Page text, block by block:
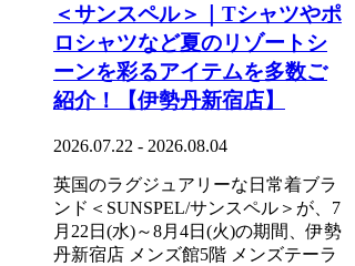
＜サンスペル＞｜Tシャツやポ
ロシャツなど夏のリゾートシ
ーンを彩るアイテムを多数ご
紹介！【伊勢丹新宿店】
2026.07.22 - 2026.08.04
英国のラグジュアリーな日常着ブラ
ンド＜SUNSPEL/サンスペル＞が、7
月22日(水)～8月4日(火)の期間、伊勢
丹新宿店 メンズ館5階 メンズテーラ